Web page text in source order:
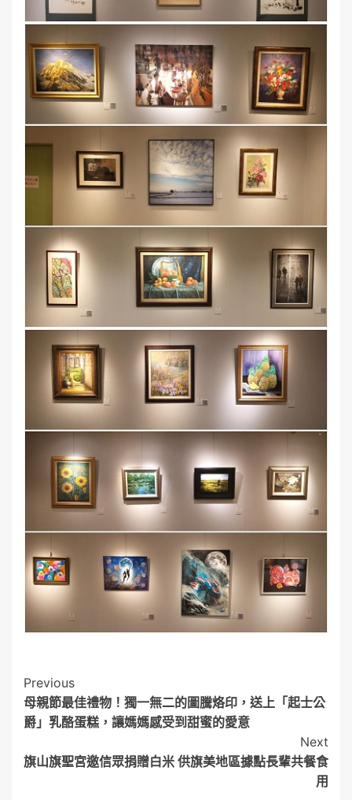
Post
Navigation
Previous
母親節最佳禮物！獨一無二的圖騰烙印，送上「起士公
爵」乳酪蛋糕，讓媽媽感受到甜蜜的愛意
Next
旗山旗聖宮邀信眾捐贈白米 供旗美地區據點長輩共餐食
用